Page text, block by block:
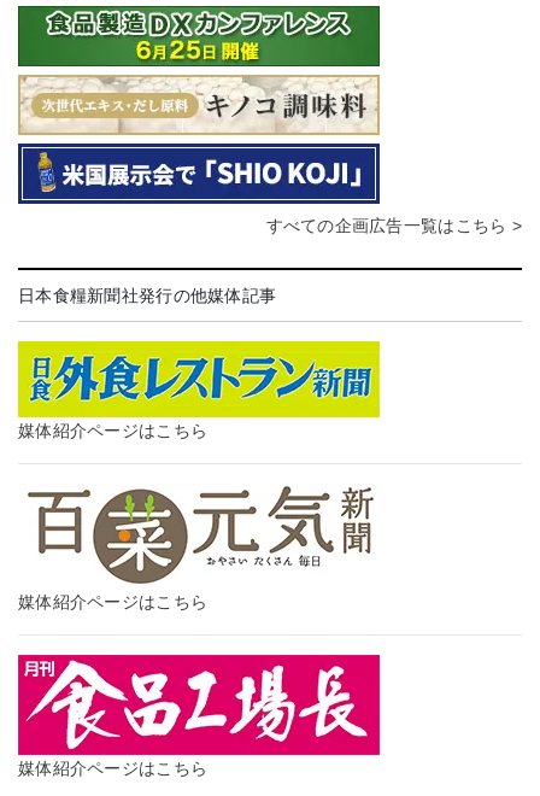
すべての企画広告一覧はこちら >
日本食糧新聞社発行の他媒体記事
媒体紹介ページはこちら
媒体紹介ページはこちら
媒体紹介ページはこちら